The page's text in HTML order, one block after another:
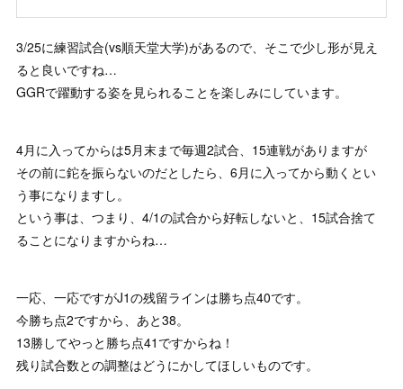
3/25に練習試合(vs順天堂大学)があるので、そこで少し形が見え
ると良いですね…
GGRで躍動する姿を見られることを楽しみにしています。
4月に入ってからは5月末まで毎週2試合、15連戦がありますが
その前に鉈を振らないのだとしたら、6月に入ってから動くとい
う事になりますし。
という事は、つまり、4/1の試合から好転しないと、15試合捨て
ることになりますからね…
一応、一応ですがJ1の残留ラインは勝ち点40です。
今勝ち点2ですから、あと38。
13勝してやっと勝ち点41ですからね！
残り試合数との調整はどうにかしてほしいものです。